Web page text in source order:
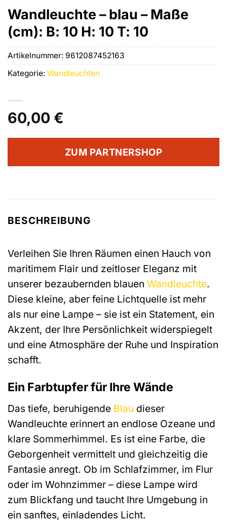
Wandleuchte – blau – Maße
(cm): B: 10 H: 10 T: 10
60,00 €
ZUM PARTNERSHOP
Artikelnummer: 9612087452163
Kategorie: Wandleuchten
BESCHREIBUNG
Verleihen Sie Ihren Räumen einen Hauch von
maritimem Flair und zeitloser Eleganz mit
unserer bezaubernden blauen Wandleuchte.
Diese kleine, aber feine Lichtquelle ist mehr
als nur eine Lampe – sie ist ein Statement, ein
Akzent, der Ihre Persönlichkeit widerspiegelt
und eine Atmosphäre der Ruhe und Inspiration
schafft.
Ein Farbtupfer für Ihre Wände
Das tiefe, beruhigende Blau dieser
Wandleuchte erinnert an endlose Ozeane und
klare Sommerhimmel. Es ist eine Farbe, die
Geborgenheit vermittelt und gleichzeitig die
Fantasie anregt. Ob im Schlafzimmer, im Flur
oder im Wohnzimmer – diese Lampe wird
zum Blickfang und taucht Ihre Umgebung in
ein sanftes, einladendes Licht.